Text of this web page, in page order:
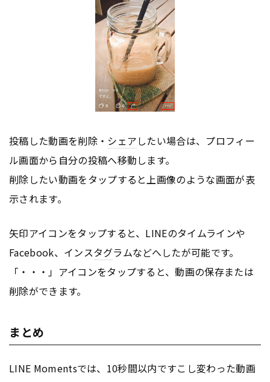
投稿した動画を削除・ シェアしたい場合は、プロフィー
ル画面から自分の投稿へ移動します。
削除したい動画をタップすると上画像のような画面が表
示されます。
矢印アイコンをタップすると、LINEのタイムラインや
Facebook、インスタグラムなどへしたが可能です。
「・・・」アイコンをタップすると、動画の保存または
削除ができます。
まとめ
LINE Momentsでは、10秒間以内ですこし変わった動画